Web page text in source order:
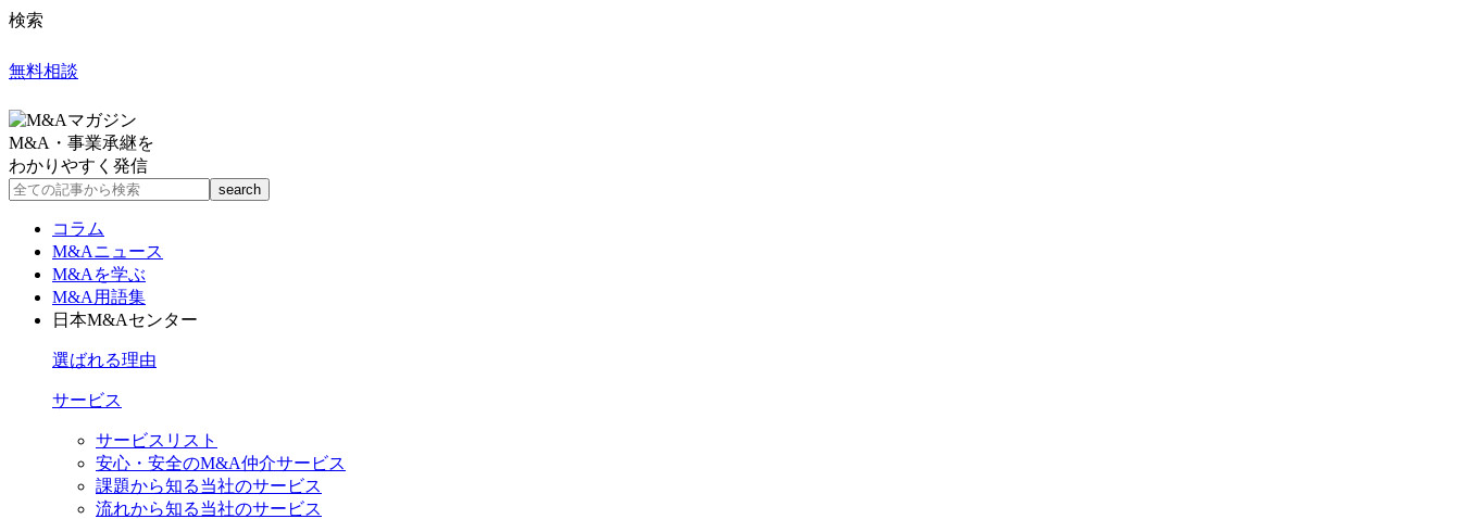
検索
無料相談
M&A・事業承継を
わかりやすく発信
コラム
M&Aニュース
M&Aを学ぶ
M&A用語集
日本M&Aセンター
選ばれる理由
サービス
サービスリスト
安心・安全のM&A仲介サービス
課題から知る当社のサービス
流れから知る当社のサービス